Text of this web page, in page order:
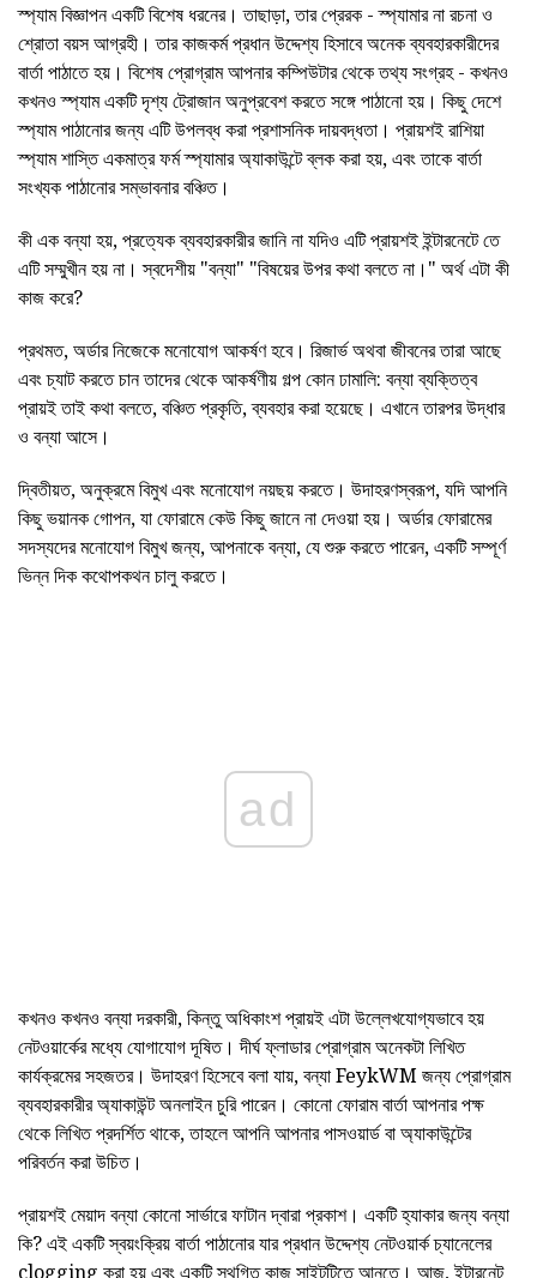
স্প্যাম বিজ্ঞাপন একটি বিশেষ ধরনের। তাছাড়া, তার প্রেরক - স্প্যামার না রচনা ও
শ্রোতা বয়স আগ্রহী। তার কাজকর্ম প্রধান উদ্দেশ্য হিসাবে অনেক ব্যবহারকারীদের
বার্তা পাঠাতে হয়। বিশেষ প্রোগ্রাম আপনার কম্পিউটার থেকে তথ্য সংগ্রহ - কখনও
কখনও স্প্যাম একটি দৃশ্য ট্রোজান অনুপ্রবেশ করতে সঙ্গে পাঠানো হয়। কিছু দেশে
স্প্যাম পাঠানোর জন্য এটি উপলব্ধ করা প্রশাসনিক দায়বদ্ধতা। প্রায়শই রাশিয়া
স্প্যাম শাস্তি একমাত্র ফর্ম স্প্যামার অ্যাকাউন্টে ব্লক করা হয়, এবং তাকে বার্তা
সংখ্যক পাঠানোর সম্ভাবনার বঞ্চিত।
কী এক বন্যা হয়, প্রত্যেক ব্যবহারকারীর জানি না যদিও এটি প্রায়শই ইন্টারনেটে তে
এটি সম্মুখীন হয় না। স্বদেশীয় "বন্যা" "বিষয়ের উপর কথা বলতে না।" অর্থ এটা কী
কাজ করে?
প্রথমত, অর্ডার নিজেকে মনোযোগ আকর্ষণ হবে। রিজার্ভ অথবা জীবনের তারা আছে
এবং চ্যাট করতে চান তাদের থেকে আকর্ষণীয় গল্প কোন ঢামালি: বন্যা ব্যক্তিত্ব
প্রায়ই তাই কথা বলতে, বঞ্চিত প্রকৃতি, ব্যবহার করা হয়েছে। এখানে তারপর উদ্ধার
ও বন্যা আসে।
দ্বিতীয়ত, অনুক্রমে বিমুখ এবং মনোযোগ নয়ছয় করতে। উদাহরণস্বরূপ, যদি আপনি
কিছু ভয়ানক গোপন, যা ফোরামে কেউ কিছু জানে না দেওয়া হয়। অর্ডার ফোরামের
সদস্যদের মনোযোগ বিমুখ জন্য, আপনাকে বন্যা, যে শুরু করতে পারেন, একটি সম্পূর্ণ
ভিন্ন দিক কথোপকথন চালু করতে।
ad
কখনও কখনও বন্যা দরকারী, কিন্তু অধিকাংশ প্রায়ই এটা উল্লেখযোগ্যভাবে হয়
নেটওয়ার্কের মধ্যে যোগাযোগ দূষিত। দীর্ঘ ফ্লাডার প্রোগ্রাম অনেকটা লিখিত
কার্যক্রমের সহজতর। উদাহরণ হিসেবে বলা যায়, বন্যা FeykWM জন্য প্রোগ্রাম
ব্যবহারকারীর অ্যাকাউন্ট অনলাইন চুরি পারেন। কোনো ফোরাম বার্তা আপনার পক্ষ
থেকে লিখিত প্রদর্শিত থাকে, তাহলে আপনি আপনার পাসওয়ার্ড বা অ্যাকাউন্টের
পরিবর্তন করা উচিত।
প্রায়শই মেয়াদ বন্যা কোনো সার্ভারে ফাটান দ্বারা প্রকাশ। একটি হ্যাকার জন্য বন্যা
কি? এই একটি স্বয়ংক্রিয় বার্তা পাঠানোর যার প্রধান উদ্দেশ্য নেটওয়ার্ক চ্যানেলের
clogging করা হয় এবং একটি স্থগিত কাজ সাইটটিতে আনতে। আজ, ইন্টারনেট